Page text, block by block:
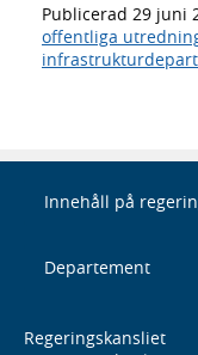
Publicerad 29 juni
offentliga
Innehåll på
Departement
Regeringskansliet